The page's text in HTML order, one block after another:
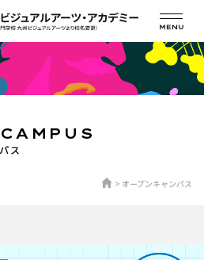
ス
オープンキャンパス